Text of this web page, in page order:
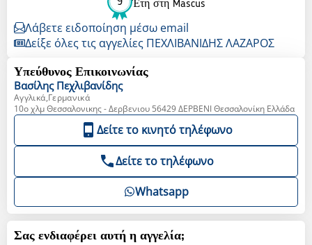
Έτη στη Mascus
Λάβετε ειδοποίηση μέσω email
Δείξε όλες τις αγγελίες ΠΕΧΛΙΒΑΝΙΔΗΣ ΛΑΖΑΡΟΣ
Υπεύθυνος Επικοινωνίας
Βασίλης Πεχλιβανίδης
Αγγλικά,Γερμανικά
10o χλμ Θεσσαλονικης - Δερβενιου 56429 ΔΕΡΒΕΝΙ Θεσσαλονίκη Ελλάδα
Δείτε το κινητό τηλέφωνο
Δείτε το τηλέφωνο
Whatsapp
Σας ενδιαφέρει αυτή η αγγελία;